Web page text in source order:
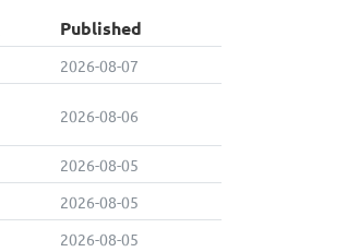
Published
2026-08-07
2026-08-06
2026-08-05
2026-08-05
2026-08-05